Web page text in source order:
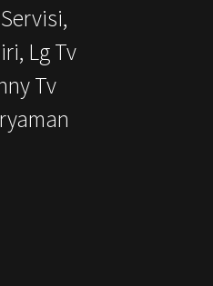
Lg Tv
Tv